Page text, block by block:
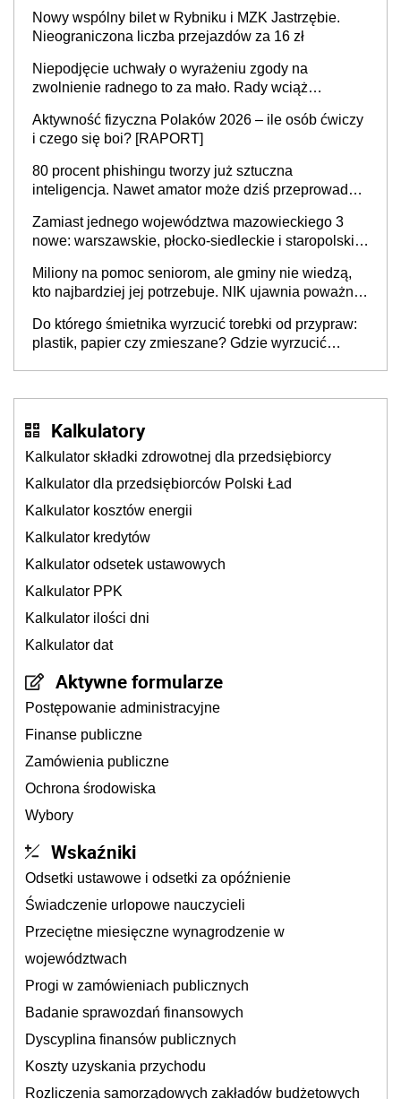
Nowy wspólny bilet w Rybniku i MZK Jastrzębie.
Nieograniczona liczba przejazdów za 16 zł
Niepodjęcie uchwały o wyrażeniu zgody na
zwolnienie radnego to za mało. Rady wciąż
sprawy
Aktywność fizyczna Polaków 2026 – ile osób ćwiczy
i czego się boi? [RAPORT]
80 procent phishingu tworzy już sztuczna
inteligencja. Nawet amator może dziś przeprowadzić
Zamiast jednego województwa mazowieckiego 3
nowe: warszawskie, płocko-siedleckie i staropolskie.
stołecznych
Miliony na pomoc seniorom, ale gminy nie wiedzą,
kto najbardziej jej potrzebuje. NIK ujawnia poważną
Do którego śmietnika wyrzucić torebki od przypraw:
plastik, papier czy zmieszane? Gdzie wyrzucić
Kalkulatory
Kalkulator składki zdrowotnej dla przedsiębiorcy
Kalkulator dla przedsiębiorców Polski Ład
Kalkulator kosztów energii
Kalkulator kredytów
Kalkulator odsetek ustawowych
Kalkulator PPK
Kalkulator ilości dni
Kalkulator dat
Aktywne formularze
Postępowanie administracyjne
Finanse publiczne
Zamówienia publiczne
Ochrona środowiska
Wybory
Wskaźniki
Odsetki ustawowe i odsetki za opóźnienie
Świadczenie urlopowe nauczycieli
Przeciętne miesięczne wynagrodzenie w
województwach
Progi w zamówieniach publicznych
Badanie sprawozdań finansowych
Dyscyplina finansów publicznych
Koszty uzyskania przychodu
Rozliczenia samorządowych zakładów budżetowych